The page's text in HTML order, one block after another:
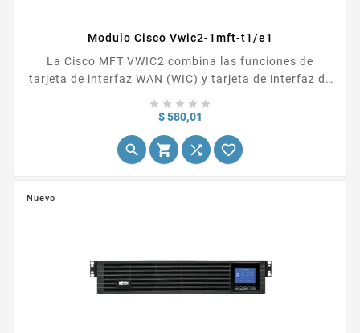
Modulo Cisco Vwic2-1mft-t1/e1
La Cisco MFT VWIC2 combina las funciones de
tarjeta de interfaz WAN (WIC) y tarjeta de interfaz de
precedentes, versatilidad y protección de la inversión
optan por integrar voz y datos en múltiples pasos
pueden amortizar su inversión en una interfaz WAN
    
$ 580,01
   
Nuevo